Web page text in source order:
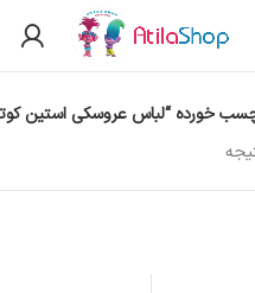
خورده “لباس عروسکی استین